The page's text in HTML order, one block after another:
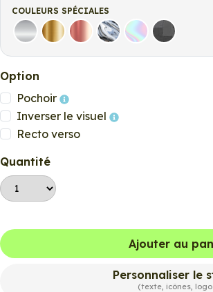
COULEURS SPÉCIALES
Argent Or Rose Gold
ChromeHolographique
Carbone
Option
Pochoir
Inverser le visuel
Recto verso
Quantité
Ajouter au
Personnaliser le
(texte, icônes,